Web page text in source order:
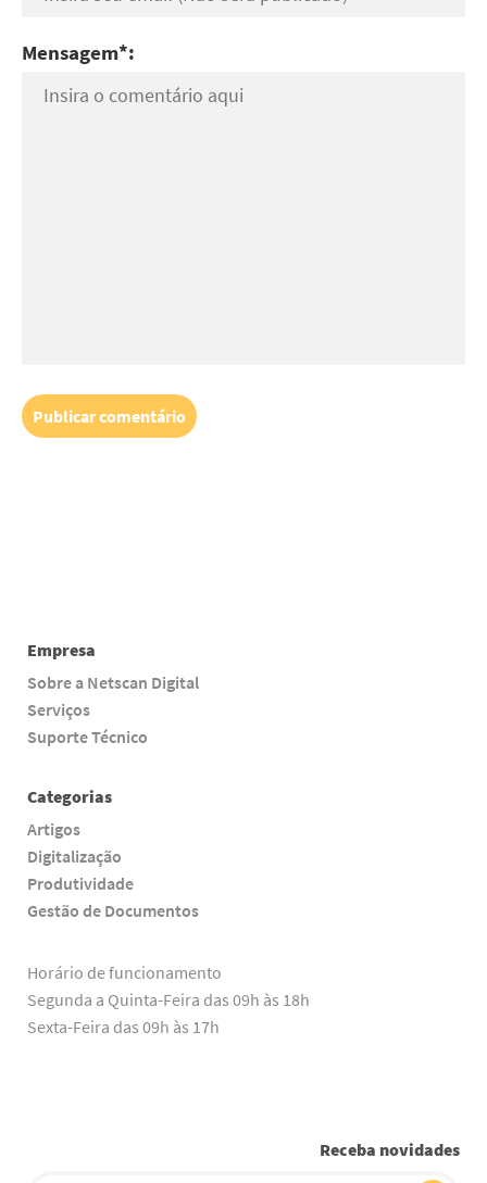
Mensagem*:
Empresa
Sobre a Netscan Digital
Serviços
Suporte Técnico
Categorias
Artigos
Digitalização
Produtividade
Gestão de Documentos
Horário de funcionamento
Segunda a Quinta-Feira das 09h às 18h
Sexta-Feira das 09h às 17h
Receba novidades